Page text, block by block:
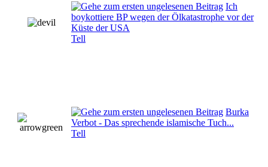
Ich
boykottiere BP wegen der Ölkatastrophe vor der
Küste der USA
Tell
Burka
Verbot - Das sprechende islamische Tuch...
Tell